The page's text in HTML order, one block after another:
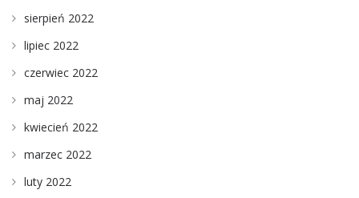
sierpień 2022
lipiec 2022
czerwiec 2022
maj 2022
kwiecień 2022
marzec 2022
luty 2022